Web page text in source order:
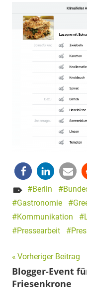
Berlin
Gastronomie
Kommunikation
Pressearbeit
Vorheriger Beitrag
Blogger-Event
Friesenkrone